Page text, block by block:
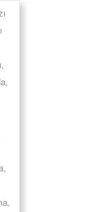
,
,
,
,